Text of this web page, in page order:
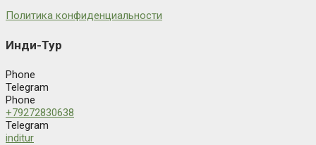
Политика конфиденциальности
Инди-Тур
Phone
Telegram
Phone
+79272830638
Telegram
inditur